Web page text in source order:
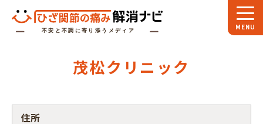
スペシャル 対談
お役立ちコラム
茂松クリニック
住所